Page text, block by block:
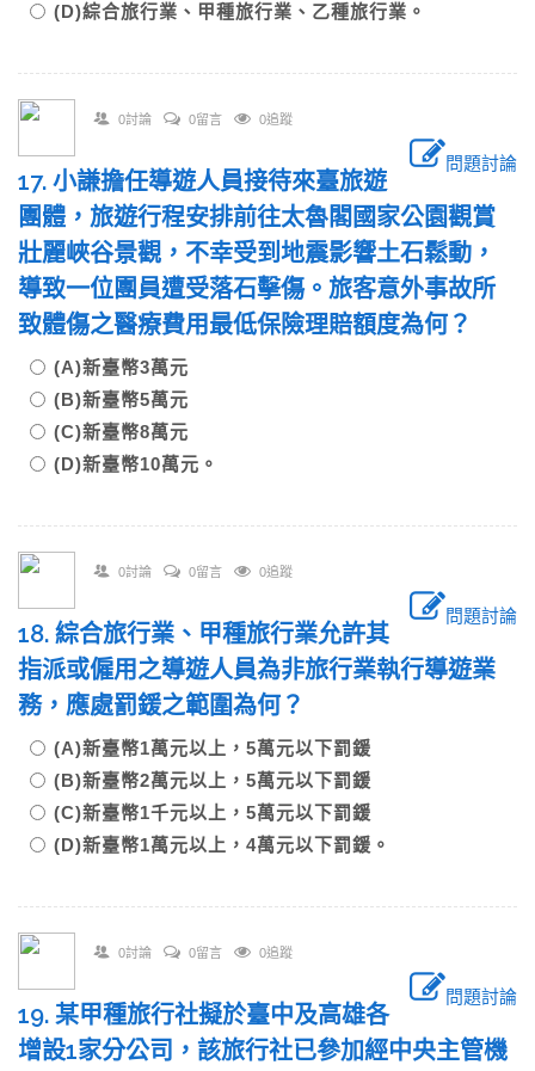
(D)綜合旅行業、甲種旅行業、乙種旅行業。
0討論 0留言 0追蹤
問題討論
17. 小謙擔任導遊人員接待來臺旅遊
團體，旅遊行程安排前往太魯閣國家公園觀賞
壯麗峽谷景觀，不幸受到地震影響土石鬆動，
導致一位團員遭受落石擊傷。旅客意外事故所
致體傷之醫療費用最低保險理賠額度為何？
(A)新臺幣3萬元
(B)新臺幣5萬元
(C)新臺幣8萬元
(D)新臺幣10萬元。
0討論 0留言 0追蹤
問題討論
18. 綜合旅行業、甲種旅行業允許其
指派或僱用之導遊人員為非旅行業執行導遊業
務，應處罰鍰之範圍為何？
(A)新臺幣1萬元以上，5萬元以下罰鍰
(B)新臺幣2萬元以上，5萬元以下罰鍰
(C)新臺幣1千元以上，5萬元以下罰鍰
(D)新臺幣1萬元以上，4萬元以下罰鍰。
0討論 0留言 0追蹤
問題討論
19. 某甲種旅行社擬於臺中及高雄各
增設1家分公司，該旅行社已參加經中央主管機